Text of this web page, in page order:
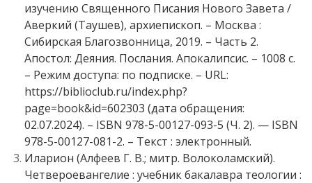
изучению Священного Писания Нового Завета /
Аверкий (Таушев), архиепископ. – Москва :
Сибирская Благозвонница, 2019. – Часть 2.
Апостол: Деяния. Послания. Апокалипсис. – 1008 с.
– Режим доступа: по подписке. – URL:
https://biblioclub.ru/index.php?
page=book&id=602303 (дата обращения:
02.07.2024). – ISBN 978-5-00127-093-5 (Ч. 2). — ISBN
978-5-00127-081-2. – Текст : электронный.
Иларион (Алфеев Г. В.; митр. Волоколамский).
Четвероевангелие : учебник бакалавра теологии :